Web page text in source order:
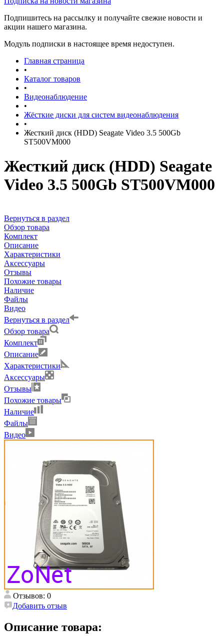
Подпишитесь на рассылку и получайте свежие новости и
акции нашего магазина.
Модуль подписки в настоящее время недоступен.
Главная страница
•
Каталог товаров
•
Видеонаблюдение
•
Жёсткие диски для систем видеонаблюдения
•
Жесткий диск (HDD) Seagate Video 3.5 500Gb
ST500VM000
Жесткий диск (HDD) Seagate
Video 3.5 500Gb ST500VM000
Вернуться в раздел
Обзор товара
Комплект
Описание
Характеристики
Аксессуары
Отзывы
Похожие товары
Наличие
Файлы
Видео
Вернуться в раздел
Обзор товара
Комплект
Описание
Характеристики
Аксессуары
Отзывы
Похожие товары
Наличие
Файлы
Видео
Отзывов: 0
Добавить отзыв
Описание товара: